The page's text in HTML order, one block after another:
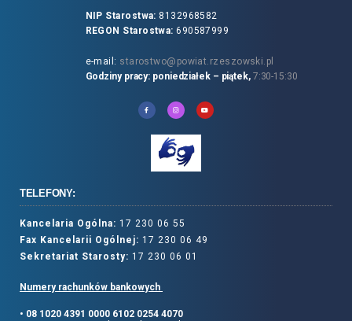
NIP Starostwa: 8132968582
REGON Starostwa: 690587999
e-mail: starostwo@powiat.rzeszowski.pl
Godziny pracy: poniedziałek – piątek, 7:30-15:30
TELEFONY:
Kancelaria Ogólna: 17 230 06 55
Fax Kancelarii Ogólnej: 17 230 06 49
Sekretariat Starosty: 17 230 06 01
Numery rachunków bankowych
• 08 1020 4391 0000 6102 0254 4070